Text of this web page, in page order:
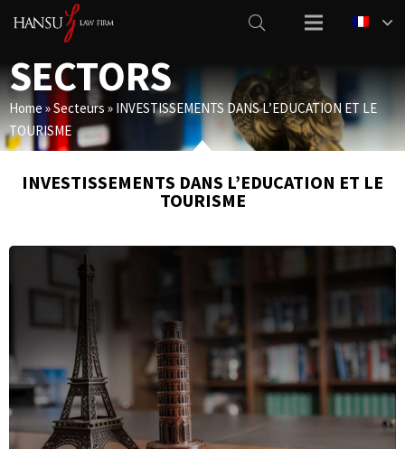
SECTORS
Home »Secteurs » INVESTISSEMENTS DANS L’EDUCATION ET LE
TOURISME
INVESTISSEMENTS DANS L’EDUCATION ET LE
TOURISME